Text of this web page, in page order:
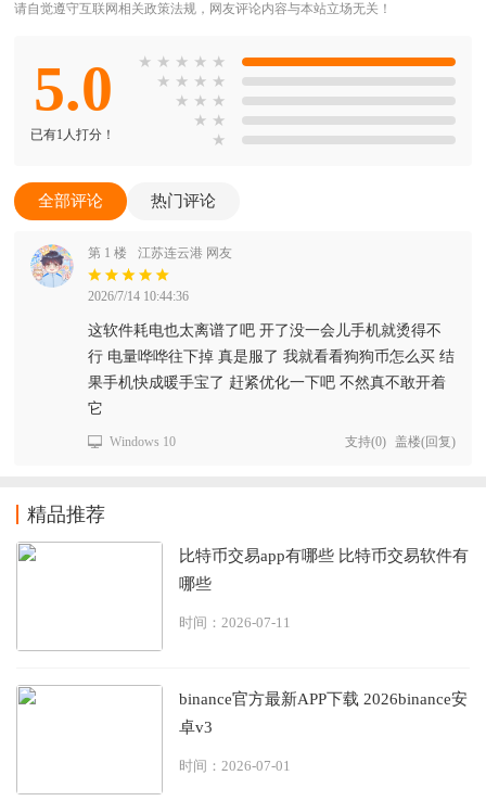
请自觉遵守互联网相关政策法规，网友评论内容与本站立场无关！
5.0
已有1人打分！
★ ★ ★ ★ ★
★ ★ ★ ★
★ ★ ★
★ ★
★
全部评论 热门评论
第 1 楼 江苏连云港 网友
2026/7/14 10:44:36
这软件耗电也太离谱了吧 开了没一会儿手机就烫得不
行 电量哗哗往下掉 真是服了 我就看看狗狗币怎么买 结
果手机快成暖手宝了 赶紧优化一下吧 不然真不敢开着
它
Windows 10 支持(0) 盖楼(回复)
精品推荐
比特币交易app有哪些 比特币交易软件有
哪些
时间：2026-07-11
binance官方最新APP下载 2026binance安
卓v3
时间：2026-07-01